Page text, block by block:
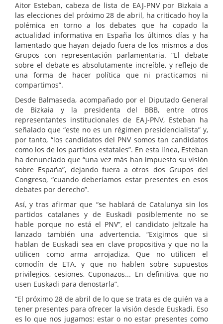
Aitor Esteban, cabeza de lista de EAJ-PNV por Bizkaia a
las elecciones del próximo 28 de abril, ha criticado hoy la
polémica en torno a los debates que ha copado la
actualidad informativa en España los últimos días y ha
lamentado que hayan dejado fuera de los mismos a dos
Grupos con representación parlamentaria. “El debate
sobre el debate es absolutamente increíble, y reflejo de
una forma de hacer política que ni practicamos ni
compartimos”.
Desde Balmaseda, acompañado por el Diputado General
de Bizkaia y la presidenta del BBB, entre otros
representantes institucionales de EAJ-PNV, Esteban ha
señalado que “este no es un régimen presidencialista” y,
por tanto, “los candidatos del PNV somos tan candidatos
como los de los partidos estatales”. En esta línea, Esteban
ha denunciado que “una vez más han impuesto su visión
sobre España”, dejando fuera a otros dos Grupos del
Congreso, “cuando deberíamos estar presentes en esos
debates por derecho”.
Así, y tras afirmar que “se hablará de Catalunya sin los
partidos catalanes y de Euskadi posiblemente no se
hable porque no está el PNV”, el candidato jeltzale ha
lanzado también una advertencia. “Exigimos que si
hablan de Euskadi sea en clave propositiva y que no la
utilicen como arma arrojadiza. Que no utilicen el
comodín de ETA, y que no hablen sobre supuestos
privilegios, cesiones, Cuponazos... En definitiva, que no
usen Euskadi para denostarla”.
“El próximo 28 de abril de lo que se trata es de quién va a
tener presentes para ofrecer la visión desde Euskadi. Eso
es lo que nos jugamos: estar o no estar presentes como